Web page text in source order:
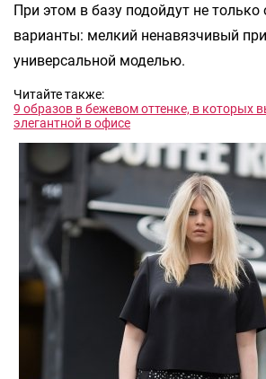
При этом в базу подойдут не
варианты: мелкий ненавязчивый
универсальной моделью.
Читайте также:
9 образов в бежевом оттенке, в которых
элегантной в офисе